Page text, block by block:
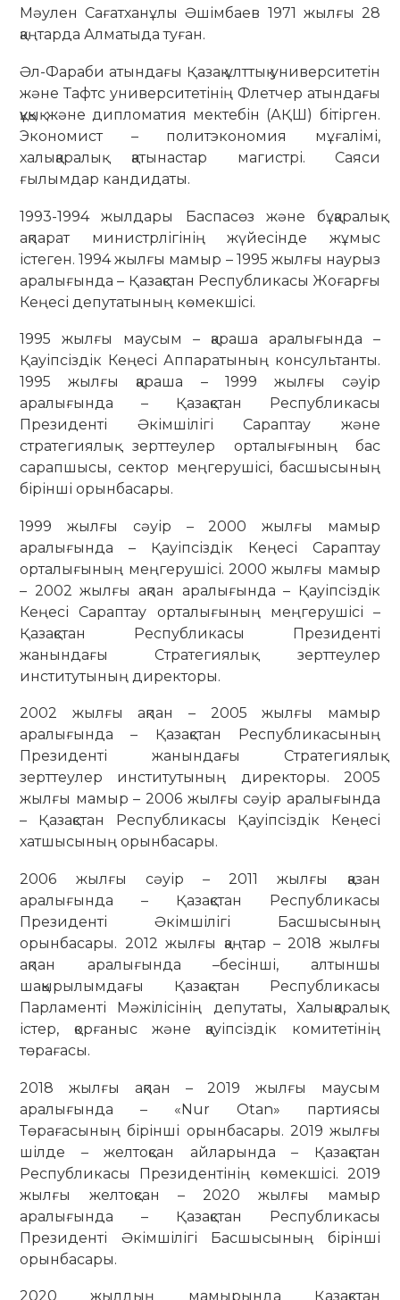
Мәулен Сағатханұлы Әшімбаев 1971 жылғы 28
қаңтарда Алматыда туған.
Әл-Фараби атындағы Қазақ ұлттық университетін
және Тафтс университетінің Флетчер атындағы
құқық және дипломатия мектебін (АҚШ) бітірген.
Экономист – политэкономия мұғалімі,
халықаралық қатынастар магистрі. Саяси
ғылымдар кандидаты.
1993-1994 жылдары Баспасөз және бұқаралық
ақпарат министрлігінің жүйесінде жұмыс
істеген. 1994 жылғы мамыр – 1995 жылғы наурыз
аралығында – Қазақстан Республикасы Жоғарғы
Кеңесі депутатының көмекшісі.
1995 жылғы маусым – қараша аралығында –
Қауіпсіздік Кеңесі Аппаратының консультанты.
1995 жылғы қараша – 1999 жылғы сәуір
аралығында – Қазақстан Республикасы
Президенті Әкімшілігі Сараптау және
стратегиялық зерттеулер орталығының бас
сарапшысы, сектор меңгерушісі, басшысының
бірінші орынбасары.
1999 жылғы сәуір – 2000 жылғы мамыр
аралығында – Қауіпсіздік Кеңесі Сараптау
орталығының меңгерушісі. 2000 жылғы мамыр
– 2002 жылғы ақпан аралығында – Қауіпсіздік
Кеңесі Сараптау орталығының меңгерушісі –
Қазақстан Республикасы Президенті
жанындағы Стратегиялық зерттеулер
институтының директоры.
2002 жылғы ақпан – 2005 жылғы мамыр
аралығында – Қазақстан Республикасының
Президенті жанындағы Стратегиялық
зерттеулер институтының директоры. 2005
жылғы мамыр – 2006 жылғы сәуір аралығында
– Қазақстан Республикасы Қауіпсіздік Кеңесі
хатшысының орынбасары.
2006 жылғы сәуір – 2011 жылғы қазан
аралығында – Қазақстан Республикасы
Президенті Әкімшілігі Басшысының
орынбасары. 2012 жылғы қаңтар – 2018 жылғы
ақпан аралығында –бесінші, алтыншы
шақырылымдағы Қазақстан Республикасы
Парламенті Мәжілісінің депутаты, Халықаралық
істер, қорғаныс және қауіпсіздік комитетінің
төрағасы.
2018 жылғы ақпан – 2019 жылғы маусым
аралығында – «Nur Otan» партиясы
Төрағасының бірінші орынбасары. 2019 жылғы
шілде – желтоқсан айларында – Қазақстан
Республикасы Президентінің көмекшісі. 2019
жылғы желтоқсан – 2020 жылғы мамыр
аралығында – Қазақстан Республикасы
Президенті Әкімшілігі Басшысының бірінші
орынбасары.
2020 жылдың мамырында Қазақстан